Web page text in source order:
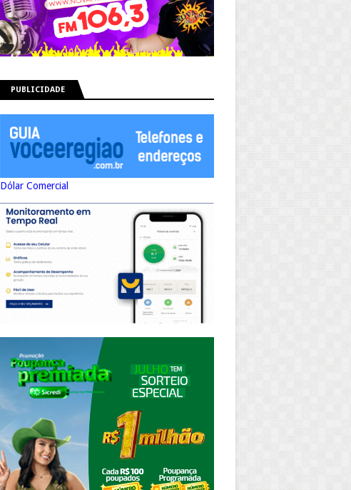
PUBLICIDADE
Dólar Comercial